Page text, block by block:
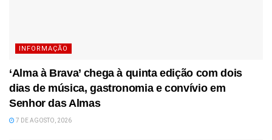
INFORMAÇÃO
‘Alma à Brava’ chega à quinta edição com dois
dias de música, gastronomia e convívio em
Senhor das Almas
7 DE AGOSTO, 2026